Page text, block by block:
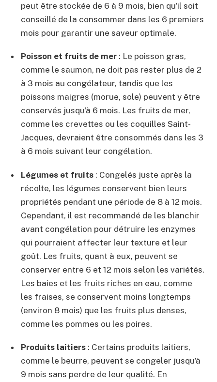
peut être stockée de 6 à 9 mois, bien qu’il soit
conseillé de la consommer dans les 6 premiers
mois pour garantir une saveur optimale.
Poisson et fruits de mer : Le poisson gras,
comme le saumon, ne doit pas rester plus de 2
à 3 mois au congélateur, tandis que les
poissons maigres (morue, sole) peuvent y être
conservés jusqu’à 6 mois. Les fruits de mer,
comme les crevettes ou les coquilles Saint-
Jacques, devraient être consommés dans les 3
à 6 mois suivant leur congélation.
Légumes et fruits : Congelés juste après la
récolte, les légumes conservent bien leurs
propriétés pendant une période de 8 à 12 mois.
Cependant, il est recommandé de les blanchir
avant congélation pour détruire les enzymes
qui pourraient affecter leur texture et leur
goût. Les fruits, quant à eux, peuvent se
conserver entre 6 et 12 mois selon les variétés.
Les baies et les fruits riches en eau, comme
les fraises, se conservent moins longtemps
(environ 8 mois) que les fruits plus denses,
comme les pommes ou les poires.
Produits laitiers : Certains produits laitiers,
comme le beurre, peuvent se congeler jusqu’à
9 mois sans perdre de leur qualité. En